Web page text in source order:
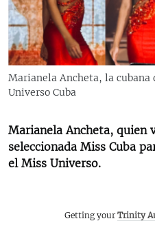
ESPECIALES
ESPECIALES
LA REALIDAD DE LA
SER VIEJO EN CUBA
LOS SANTOS DE HIALEAH
DESINFORMACIÓN RUSA EN
MULTIMEDIA
EDITORIALES
Marianela Ancheta, la cubana
Universo Cuba
Marianela Ancheta, quien
seleccionada Miss Cuba
el Miss Universo.
Getting yourTrinity